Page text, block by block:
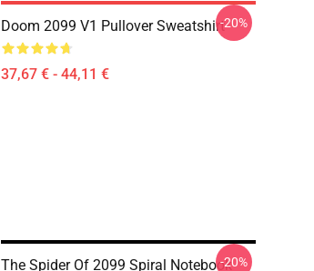
Doom 2099 V1 Pullover Sweatshirt
37,67 € - 44,11 €
-20%
The Spider Of 2099 Spiral Notebook-20%